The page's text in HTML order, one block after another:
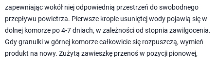
zapewniając wokół niej odpowiednią przestrzeń do swobodnego
przepływu powietrza. Pierwsze krople usuniętej wody pojawią się w
dolnej komorze po 4-7 dniach, w zależności od stopnia zawilgocenia.
Gdy granulki w górnej komorze całkowicie się rozpuszczą, wymień
produkt na nowy. Zużytą zawieszkę przenoś w pozycji pionowej,